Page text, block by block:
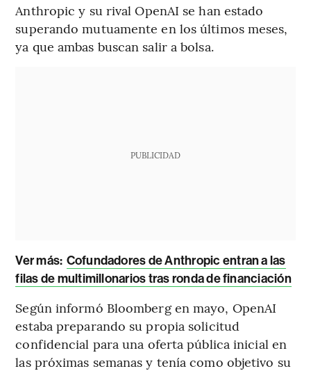
Anthropic y su rival OpenAI se han estado
superando mutuamente en los últimos meses,
ya que ambas buscan salir a bolsa.
PUBLICIDAD
Ver más: Cofundadores de Anthropic entran a las
filas de multimillonarios tras ronda de financiación
Según informó Bloomberg en mayo, OpenAI
estaba preparando su propia solicitud
confidencial para una oferta pública inicial en
las próximas semanas y tenía como objetivo su